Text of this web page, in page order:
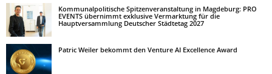
Kommunalpolitische Spitzenveranstaltung in Magdeburg: PRO
EVENTS übernimmt exklusive Vermarktung für die
Hauptversammlung Deutscher Städtetag 2027
Patric Weiler bekommt den Venture AI Excellence Award